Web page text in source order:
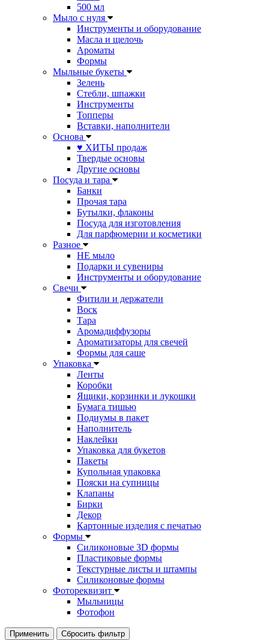
500 мл
Мыло с нуля
Инструменты и оборудование
Масла и щелочь
Ароматы
Формы
Мыльные букеты
Зелень
Стебли, шпажки
Инструменты
Топперы
Вставки, наполнители
Основа
♥ ХИТЫ продаж
Твердые основы
Другие основы
Посуда и тара
Банки
Прочая тара
Бутылки, флаконы
Посуда для изготовления
Для парфюмерии и косметики
Разное
НЕ мыло
Подарки и сувениры
Инструменты и оборудование
Свечи
Фитили и держатели
Воск
Тара
Аромадиффузоры
Ароматизаторы для свечей
Формы для саше
Упаковка
Ленты
Коробки
Ящики, корзинки и лукошки
Бумага тишью
Подиумы в пакет
Наполнитель
Наклейки
Упаковка для букетов
Пакеты
Купольная упаковка
Пояски на супницы
Клапаны
Бирки
Декор
Картонные изделия с печатью
Формы
Силиконовые 3D формы
Пластиковые формы
Текстурные листы и штампы
Силиконовые формы
Фотореквизит
Мыльницы
Фотофон
Применить Сбросить фильтр